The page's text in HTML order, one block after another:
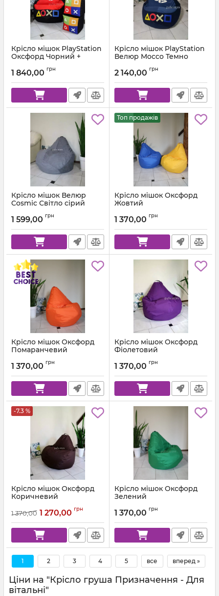
Крісло мішок PlayStation
Оксфорд Чорний +
Артикул: km-ps-ox-001-162-xl
1 840,00 грн
Крісло мішок PlayStation
Велюр Mocco Темно
Артикул: km-ps-mocco-88-84-xl
2 140,00 грн
Крісло мішок Велюр
Cosmic Світло сірий
1 599,00 грн
Топ продажів
Крісло мішок Оксфорд
Жовтий
1 370,00 грн
Крісло мішок Оксфорд
Помаранчевий
1 370,00 грн
Крісло мішок Оксфорд
Фіолетовий
1 370,00 грн
-7.3 %
Крісло мішок Оксфорд
Коричневий
1 370,00 1 270,00 грн
Крісло мішок Оксфорд
Зелений
1 370,00 грн
1 2 3 4 5 все вперед »
Ціни на "Крісло груша Призначення - Для
вітальні"